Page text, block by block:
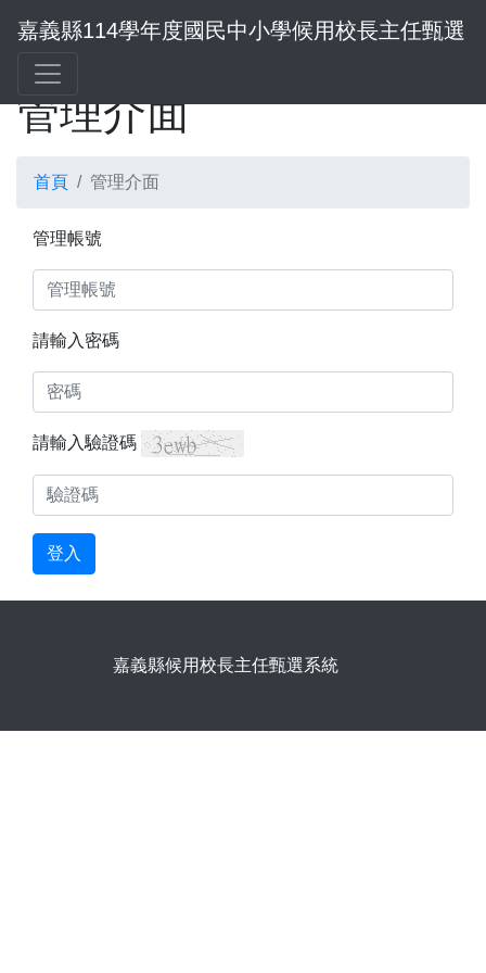
嘉義縣114學年度國民中小學候用校長主任甄選
管理介面
首頁 管理介面
管理帳號
請輸入密碼
請輸入驗證碼
登入
嘉義縣候用校長主任甄選系統